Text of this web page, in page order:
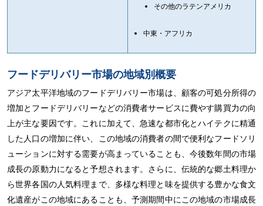
その他のラテンアメリカ
中東・アフリカ
フードデリバリー市場の地域別概要
アジア太平洋地域のフードデリバリー市場は、顧客の可処分所得の
増加とフードデリバリーなどの消費者サービスに費やす購買力の向
上が主な要因です。これに加えて、急速な都市化とハイテクに精通
した人口の増加に伴い、この地域の消費者の間で便利なフードソリ
ューションに対する需要が高まっていることも、今後数年間の市場
成長の原動力になると予想されます。さらに、伝統的な郷土料理か
ら世界各国の人気料理まで、多様な料理と味を提供する豊かな食文
化遺産がこの地域にあることも、予測期間中にこの地域の市場成長